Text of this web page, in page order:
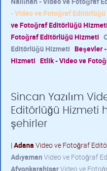
- Video ve Fotoğraf
ve Fotoğraf Editörlüğü Hizmeti
Fotoğraf Editörlüğü Hizmeti
Editörlüğü Hizmeti Beşevler
Hizmeti Etlik - Video ve
Sincan Yazılım
Editörlüğü Hizmeti
şehirler
| Adana Video ve Fotoğraf
Adıyaman Video ve Fotoğraf
AfyonkarahisarVideo ve